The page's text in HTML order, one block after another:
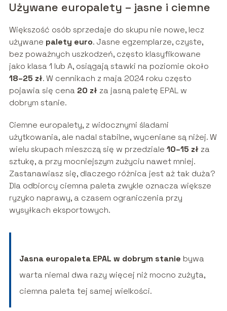
Używane europalety – jasne i ciemne
Większość osób sprzedaje do skupu nie nowe, lecz
używane palety euro. Jasne egzemplarze, czyste,
bez poważnych uszkodzeń, często klasyfikowane
jako klasa 1 lub A, osiągają stawki na poziomie około
18–25 zł. W cennikach z maja 2024 roku często
pojawia się cena 20 złza jasną paletę EPAL w
dobrym stanie.
Ciemne europalety, z widocznymi śladami
użytkowania, ale nadal stabilne, wyceniane są niżej. W
wielu skupach mieszczą się w przedziale 10–15 złza
sztukę, a przy mocniejszym zużyciu nawet mniej.
Zastanawiasz się, dlaczego różnica jest aż tak duża?
Dla odbiorcy ciemna paleta zwykle oznacza większe
ryzyko naprawy, a czasem ograniczenia przy
wysyłkach eksportowych.
Jasna europaleta EPAL w dobrym stanie bywa
warta niemal dwa razy więcej niż mocno zużyta,
ciemna paleta tej samej wielkości.